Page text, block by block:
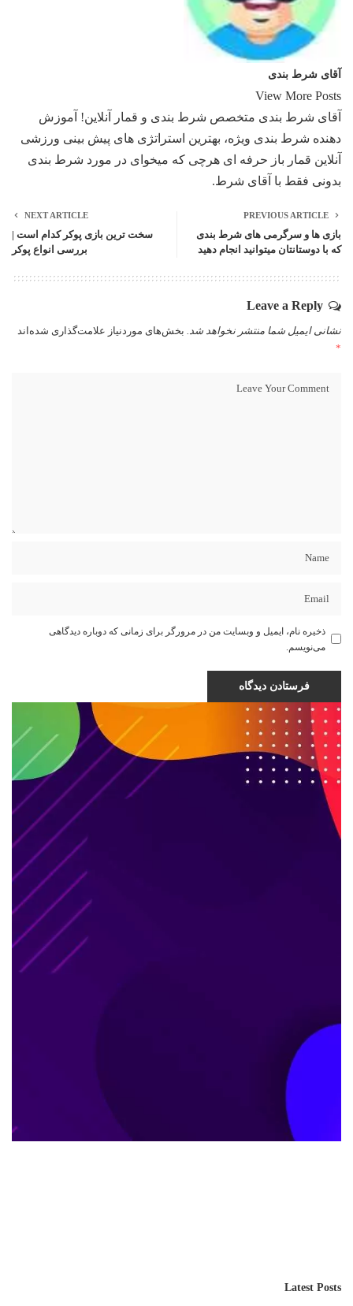
آقای شرط بندی
View More Posts
آقای شرط بندی متخصص شرط بندی و قمار آنلاین! آموزش
دهنده شرط بندی ویژه، بهترین استراتژی های پیش بینی ورزشی
آنلاین قمار باز حرفه ای هرچی که میخوای در مورد شرط بندی
بدونی فقط با آقای شرط.
PREVIOUS ARTICLE
بازی ها و سرگرمی های شرط بندی
که با دوستانتان میتوانید انجام دهید
NEXT ARTICLE
سخت ترين بازی پوكر كدام است |
بررسی انواع پوکر
Leave a Reply
نشانی ایمیل شما منتشر نخواهد شد.
بخش‌های موردنیاز علامت‌گذاری شده‌اند
*
ذخیره نام، ایمیل و وبسایت من در مرورگر برای زمانی که دوباره دیدگاهی
می‌نویسم.
Latest Posts